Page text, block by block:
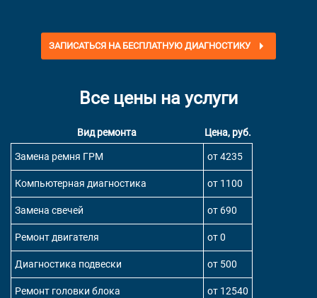
ЗАПИСАТЬСЯ НА БЕСПЛАТНУЮ ДИАГНОСТИКУ
Все цены на услуги
Вид ремонта
Цена, руб.
Замена ремня ГРМ
от 4235
Компьютерная диагностика от 1100
Замена свечей от 690
Ремонт двигателя от 0
Диагностика подвески от 500
Ремонт головки блока от 12540